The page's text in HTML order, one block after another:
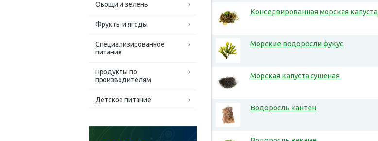
Овощи и зелень
Фрукты и ягоды
Специализированное
питание
Продукты по
производителям
Детское питание
Консервированная морская капуста
Морские водоросли фукус
Морская капуста сушеная
Водоросль кантен